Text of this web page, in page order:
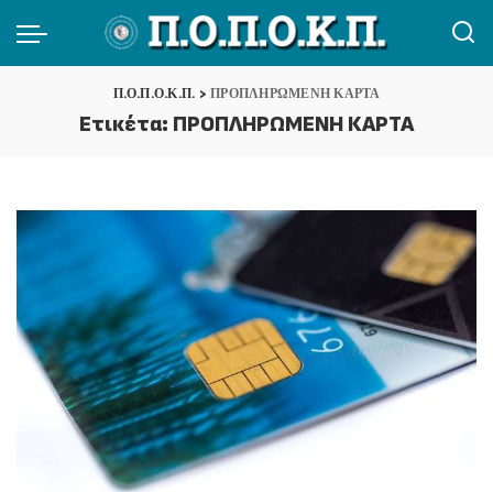
Π.Ο.Π.Ο.Κ.Π. >ΠΡΟΠΛΗΡΩΜΕΝΗ ΚΑΡΤΑ
Ετικέτα: ΠΡΟΠΛΗΡΩΜΕΝΗ ΚΑΡΤΑ